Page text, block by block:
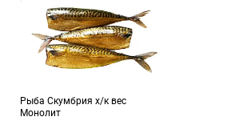
Рыба Скумбрия х/к вес
Монолит